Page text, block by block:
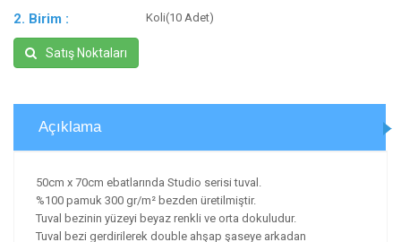
2. Birim : Koli(10 Adet)
Satış Noktaları
Açıklama
50cm x 70cm ebatlarında Studio serisi tuval.
%100 pamuk 300 gr/m² bezden üretilmiştir.
Tuval bezinin yüzeyi beyaz renkli ve orta dokuludur.
Tuval bezi gerdirilerek double ahşap şaseye arkadan